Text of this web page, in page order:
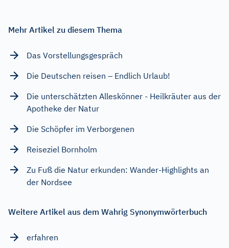
Mehr Artikel zu diesem Thema
Das Vorstellungsgespräch
Die Deutschen reisen – Endlich Urlaub!
Die unterschätzten Alleskönner - Heilkräuter aus der
Apotheke der Natur
Die Schöpfer im Verborgenen
Reiseziel Bornholm
Zu Fuß die Natur erkunden: Wander-Highlights an
der Nordsee
Weitere Artikel aus dem Wahrig Synonymwörterbuch
erfahren